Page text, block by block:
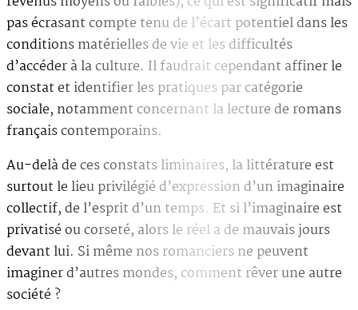
pas écrasant compte tenu de l’écart potentiel dans les
conditions matérielles de vie et les difficultés
d’accéder à la culture. Il faudrait cependant affiner le
constat et identifier les pratiques par catégorie
sociale, notamment concernant la lecture de romans
français contemporains.
Au-delà de ces constats liminaires, la littérature est
surtout le lieu privilégié d’expression d’un imaginaire
collectif, de l’esprit d’un temps. Et si l’imaginaire est
privatisé ou corseté, alors le réel a de mauvais jours
devant lui. Si même nos romanciers ne peuvent
imaginer d’autres mondes, comment rêver une autre
société ?